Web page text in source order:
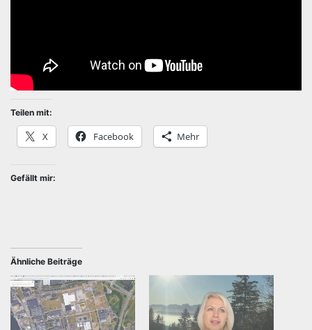
Teilen mit:
X Facebook Mehr
Gefällt mir:
Ähnliche Beiträge